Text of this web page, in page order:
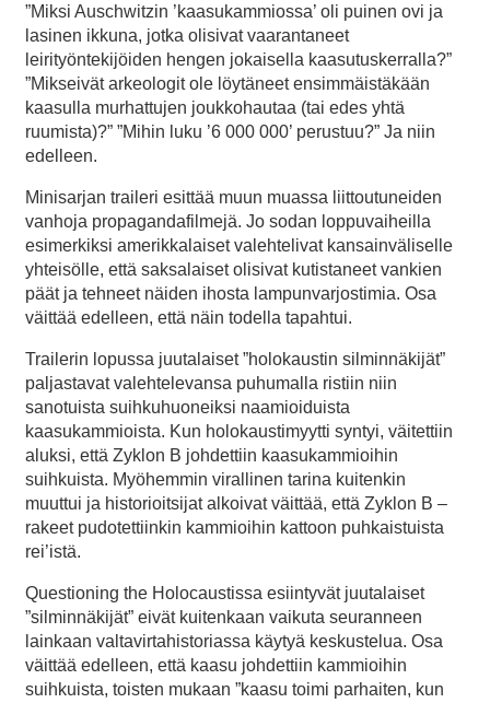
”Miksi Auschwitzin ’kaasukammiossa’ oli puinen ovi ja
lasinen ikkuna, jotka olisivat vaarantaneet
leirityöntekijöiden hengen jokaisella kaasutuskerralla?”
”Mikseivät arkeologit ole löytäneet ensimmäistäkään
kaasulla murhattujen joukkohautaa (tai edes yhtä
ruumista)?” ”Mihin luku ’6 000 000’ perustuu?” Ja niin
edelleen.
Minisarjan traileri esittää muun muassa liittoutuneiden
vanhoja propagandafilmejä. Jo sodan loppuvaiheilla
esimerkiksi amerikkalaiset valehtelivat kansainväliselle
yhteisölle, että saksalaiset olisivat kutistaneet vankien
päät ja tehneet näiden ihosta lampunvarjostimia. Osa
väittää edelleen, että näin todella tapahtui.
Trailerin lopussa juutalaiset ”holokaustin silminnäkijät”
paljastavat valehtelevansa puhumalla ristiin niin
sanotuista suihkuhuoneiksi naamioiduista
kaasukammioista. Kun holokaustimyytti syntyi, väitettiin
aluksi, että Zyklon B johdettiin kaasukammioihin
suihkuista. Myöhemmin virallinen tarina kuitenkin
muuttui ja historioitsijat alkoivat väittää, että Zyklon B –
rakeet pudotettiinkin kammioihin kattoon puhkaistuista
rei’istä.
Questioning the Holocaustissa esiintyvät juutalaiset
”silminnäkijät” eivät kuitenkaan vaikuta seuranneen
lainkaan valtavirtahistoriassa käytyä keskustelua. Osa
väittää edelleen, että kaasu johdettiin kammioihin
suihkuista, toisten mukaan ”kaasu toimi parhaiten, kun